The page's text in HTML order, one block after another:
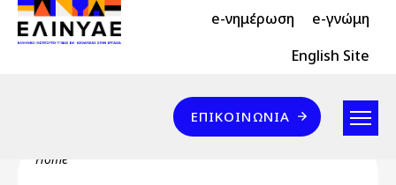
Skip to main content
Header Top 2 e-νημέρωση e-γνώμη
Header Top English Site
Επικοινωνία
ΕΠΙΚΟΙΝΩΝΊΑ
Breadcrumb
Home